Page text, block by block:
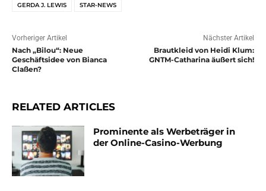
GERDA J. LEWIS STAR-NEWS
Vorheriger Artikel
Nach „Bilou“: Neue
Geschäftsidee von Bianca
Claßen?
Nächster Artikel
Brautkleid von Heidi Klum:
GNTM-Catharina äußert sich!
RELATED ARTICLES
Prominente als Werbeträger in
der Online-Casino-Werbung